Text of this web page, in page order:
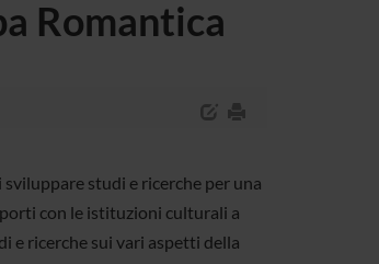
Romantica
sviluppare studi e ricerche per una
con le istituzioni culturali a
e ricerche sui vari aspetti della